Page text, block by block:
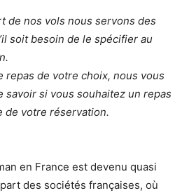
de nos vols nous servons des
soit besoin de le spécifier au
repas de votre choix, nous vous
savoir si vous souhaitez un repas
de votre réservation.
en France est devenu quasi
des sociétés françaises, où